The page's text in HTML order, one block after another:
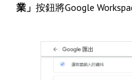
業」 按鈕將Google